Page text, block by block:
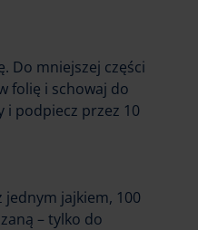
Do mniejszej części
folię i schowaj do
i podpiecz przez 10
jednym jajkiem, 100
– tylko do